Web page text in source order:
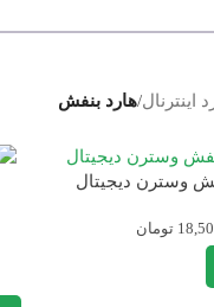
اینترنال/هارد بنفش
تومان